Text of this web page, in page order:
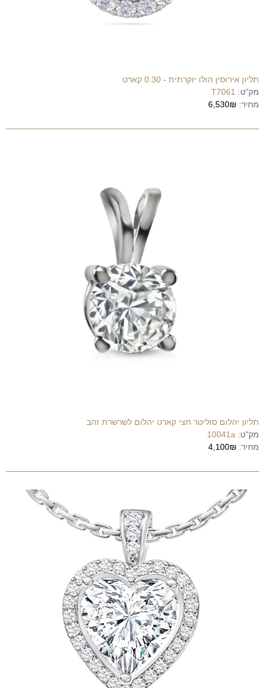
תליון אירוסין הולו יוקרתית - 0.30 קארט
מק"ט: T7061
מחיר: 6,530₪
תליון יהלום סוליטר חצי קארט יהלום לשרשרת זהב
מק"ט: 10041a
מחיר: 4,100₪